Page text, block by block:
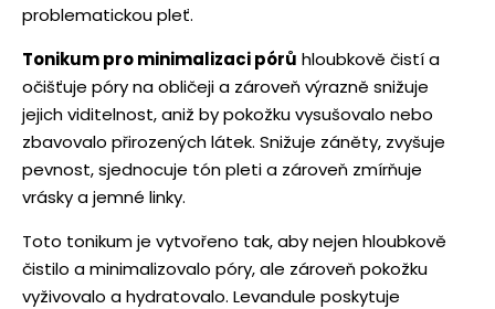
problematickou pleť.
Tonikum pro minimalizaci pórů hloubkově čistí a
očišťuje póry na obličeji a zároveň výrazně snižuje
jejich viditelnost, aniž by pokožku vysušovalo nebo
zbavovalo přirozených látek. Snižuje záněty, zvyšuje
pevnost, sjednocuje tón pleti a zároveň zmírňuje
vrásky a jemné linky.
Toto tonikum je vytvořeno tak, aby nejen hloubkově
čistilo a minimalizovalo póry, ale zároveň pokožku
vyživovalo a hydratovalo. Levandule poskytuje